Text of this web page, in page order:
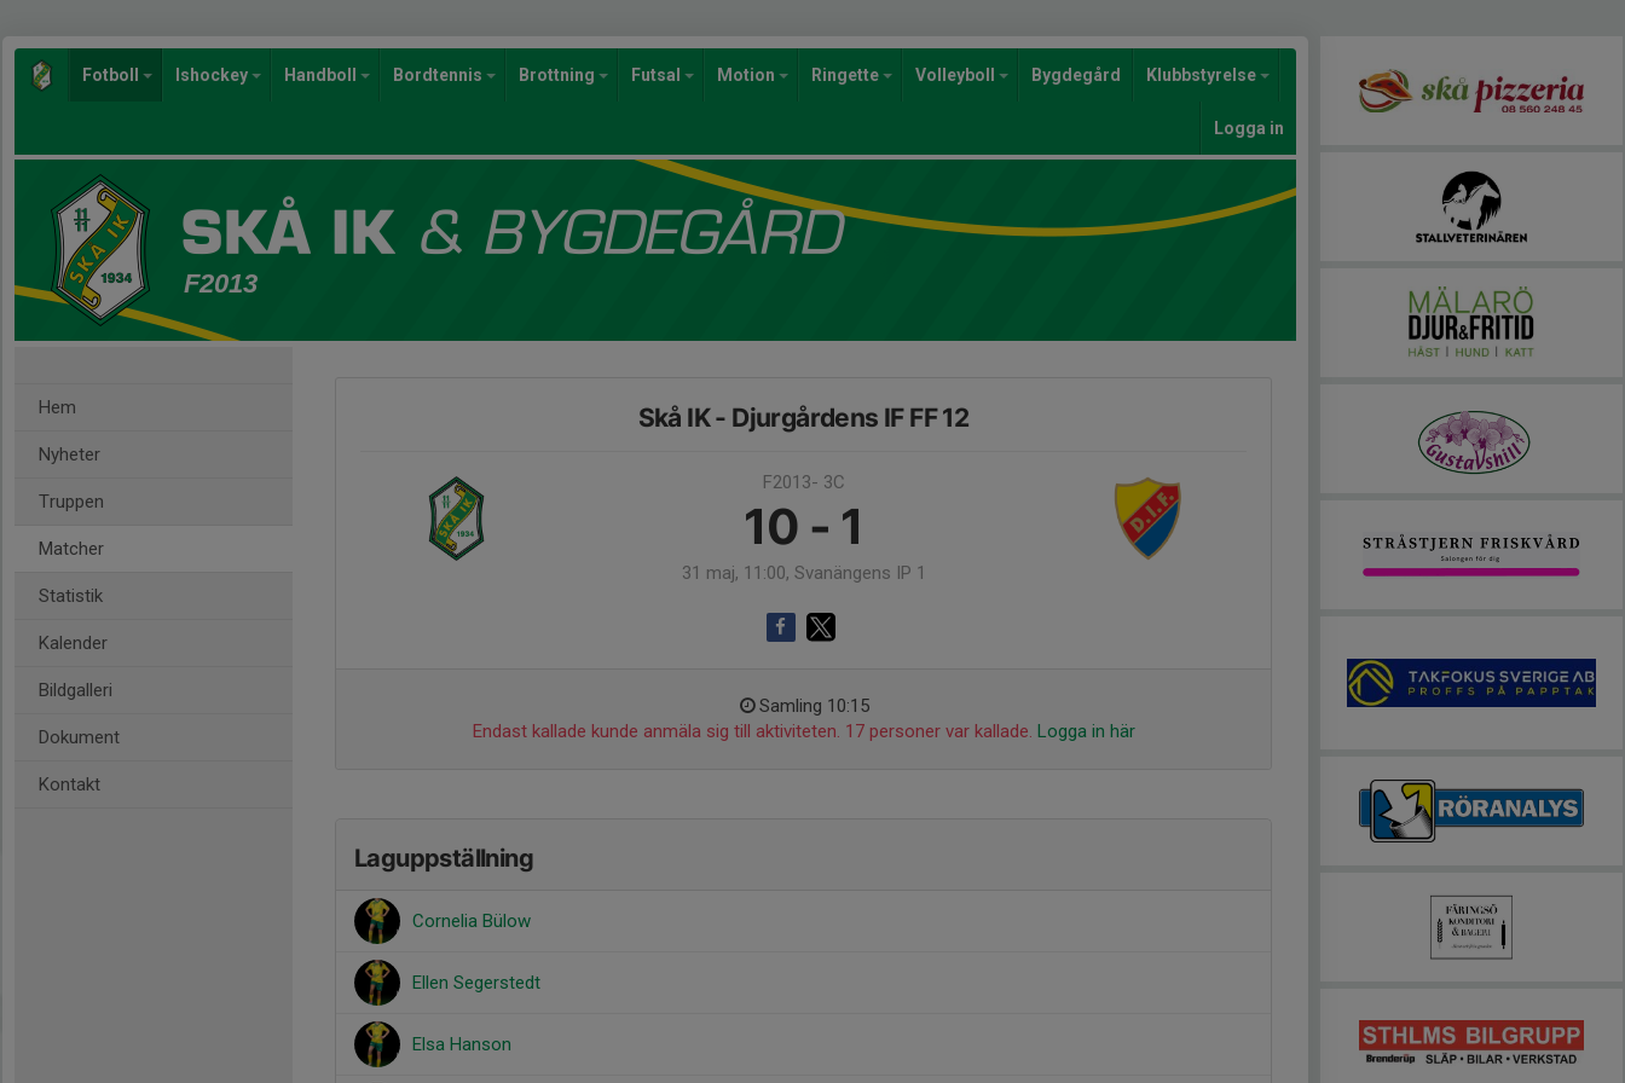
Fotboll Ishockey Handboll Bordtennis Brottning Futsal Motion Ringette Volleyboll Bygdegård Klubbstyrelse
Logga in
F2013
Hem
Nyheter
Truppen
Matcher
Statistik
Kalender
Bildgalleri
Dokument
Kontakt
Skå IK - Djurgårdens IF FF 12
F2013- 3C
10 - 1
31 maj, 11:00, Svanängens IP 1
Samling 10:15
Endast kallade kunde anmäla sig till aktiviteten. 17 personer var kallade. Logga in här
Laguppställning
Cornelia Bülow
Ellen Segerstedt
Elsa Hanson